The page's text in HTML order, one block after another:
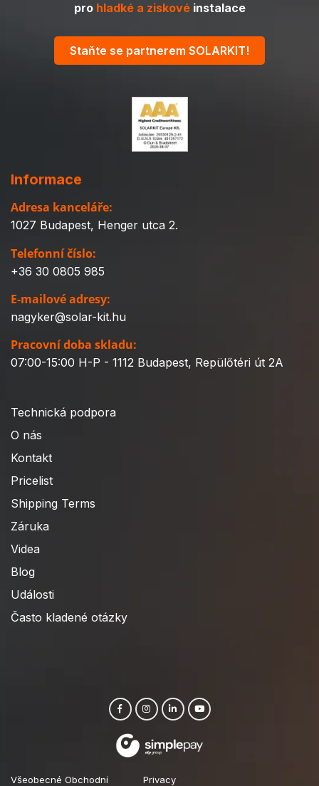
pro hladké a ziskovéinstalace
Staňte se partnerem SOLARKIT!
Informace
Adresa kanceláře:
1027 Budapest, Henger utca 2.
Telefonní číslo:
+36 30 0805 985
E-mailové adresy:
nagyker@solar-kit.hu
Pracovní doba skladu:
07:00-15:00 H-P - 1112 Budapest, Repülőtéri út 2A
Technická podpora
O nás
Kontakt
Pricelist
Shipping Terms
Záruka
Videa
Blog
Události
Často kladené otázky
Všeobecné Obchodní
Privacy